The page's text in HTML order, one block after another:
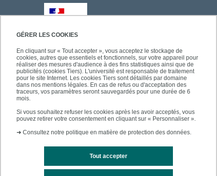
GÉRER LES COOKIES
En cliquant sur « Tout accepter », vous acceptez le stockage de
cookies, autres que essentiels et fonctionnels, sur votre appareil pour
réaliser des mesures d'audience à des fins statistiques ainsi que de
publicités (cookies Tiers). L'université est responsable de traitement
pour le site Internet. Les cookies Tiers sont détaillés par domaine
dans nos mentions légales. En cas de refus ou d'acceptation des
traceurs, vos paramètres seront sauvegardés pour une durée de 6
mois.
Si vous souhaitez refuser les cookies après les avoir acceptés, vous
pouvez retirer votre consentement en cliquant sur « Personnaliser ».
➜ Consultez notre politique en matière de protection des données.
Tout accepter